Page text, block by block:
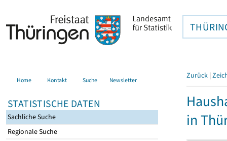
Home Kontakt Suche Newsletter
STATISTISCHE DATEN
Sachliche Suche
Regionale Suche
Zurück |
in